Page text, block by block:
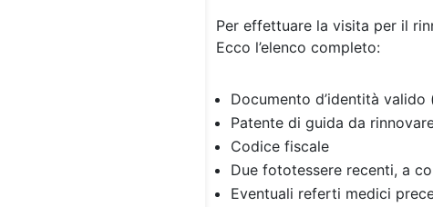
Per effettuare la visita per il
Ecco l’elenco completo:
Documento d’identità
Patente di guida da
Codice fiscale
Due fototessere recenti, a
Eventuali referti medici